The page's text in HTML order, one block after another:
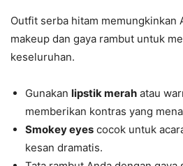
Outfit serba hitam memungkinkan
makeup dan gaya rambut untuk
keseluruhan.
Gunakan lipstik merah atau
memberikan kontras yang
Smokey eyes cocok untuk
kesan dramatis.